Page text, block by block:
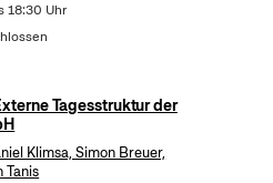
18:30 Uhr
Tagesstruktur der
Klimsa, Simon Breuer,
Tanis